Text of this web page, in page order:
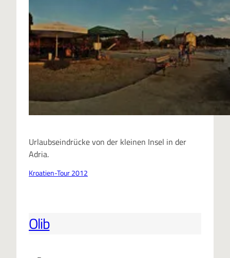
Urlaubseindrücke von der kleinen Insel in der
Adria.
Kroatien-Tour 2012
Olib